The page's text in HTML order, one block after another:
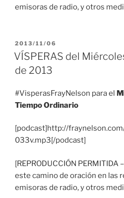
emisoras de radio, y otros
PUBLICADO
EL
2013/11/06
VÍSPERAS del
de 2013
#VisperasFrayNelson para el
Tiempo Ordinario
[podcast]http://
033v.mp3[/podcast]
[REPRODUCCIÓN PERMITIDA
este camino de oración en las
emisoras de radio, y otros